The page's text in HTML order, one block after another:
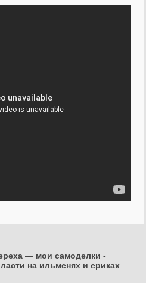
— мои самоделки -
на ильменях и ериках